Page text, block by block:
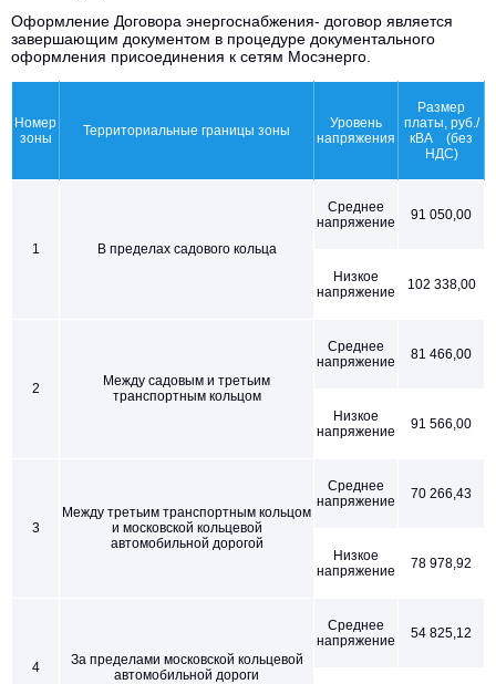
Оформление Договора энергоснабжения- договор является
завершающим документом в процедуре документального
оформления присоединения к сетям Мосэнерго.
Номер
зоны
Территориальные границы зоны
Уровень
напряжения
Размер
платы, руб./
кВА (без
НДС)
1 В пределах садового кольца
Среднее
напряжение
91 050,00
Низкое
напряжение
102 338,00
2
Между садовым и третьим
транспортным кольцом
Среднее
напряжение
81 466,00
Низкое
напряжение
91 566,00
3
Между третьим транспортным кольцом
и московской кольцевой
автомобильной дорогой
Среднее
напряжение
70 266,43
Низкое
напряжение
78 978,92
4
За пределами московской кольцевой
автомобильной дороги
Среднее
напряжение
54 825,12